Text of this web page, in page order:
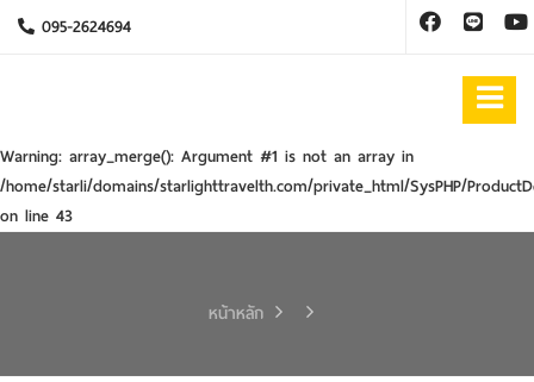
095-2624694
Warning: array_merge(): Argument #1 is not an array in
/home/starli/domains/starlighttravelth.com/private_html/SysPHP/
on line 43
หน้าหลัก